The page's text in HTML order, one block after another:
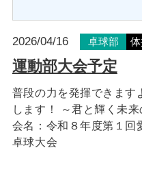
2026/04/16 卓球部
運動部大会予定
普段の力を発揮できます
します！ ～君と輝く
会名：令和８年度第１回
卓球